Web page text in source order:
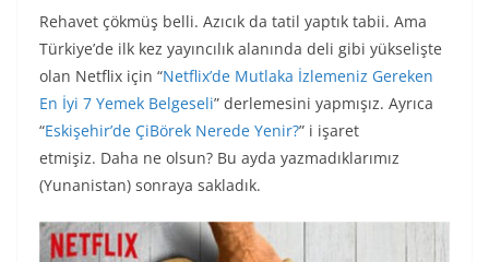
Rehavet çökmüş belli. Azıcık da tatil yaptık tabii. Ama
Türkiye’de ilk kez yayıncılık alanında deli gibi yükselişte
olan Netflix için “Netflix’de Mutlaka İzlemeniz Gereken
En İyi 7 Yemek Belgeseli” derlemesini yapmışız. Ayrıca
“Eskişehir’de ÇiBörek Nerede Yenir?” i işaret
etmişiz. Daha ne olsun? Bu ayda yazmadıklarımız
(Yunanistan) sonraya sakladık.